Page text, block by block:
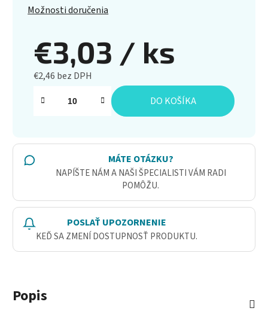
Možnosti doručenia
€3,03 / ks
€2,46 bez DPH
Jednotková cena:
DO KOŠÍKA
MÁTE OTÁZKU?
NAPÍŠTE NÁM A NAŠI ŠPECIALISTI VÁM RADI
POMÔŽU.
POSLAŤ UPOZORNENIE
KEĎ SA ZMENÍ DOSTUPNOSŤ PRODUKTU.
Popis